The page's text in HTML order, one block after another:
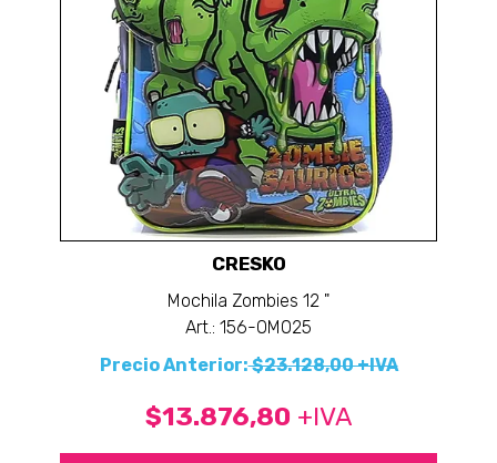
CRESKO
Mochila Zombies 12 "
Art.: 156-OM025
Precio Anterior:$23.128,00 +IVA
$13.876,80 +IVA